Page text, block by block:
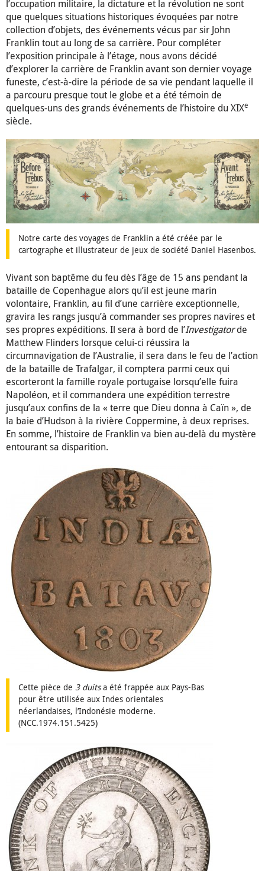
l’occupation militaire, la dictature et la révolution ne sont
que quelques situations historiques évoquées par notre
collection d’objets, des événements vécus par sir John
Franklin tout au long de sa carrière. Pour compléter
l’exposition principale à l’étage, nous avons décidé
d’explorer la carrière de Franklin avant son dernier voyage
funeste, c’est-à-dire la période de sa vie pendant laquelle il
a parcouru presque tout le globe et a été témoin de
quelques-uns des grands événements de l’histoire du XIXe
siècle.
Notre carte des voyages de Franklin a été créée par le
cartographe et illustrateur de jeux de société Daniel Hasenbos.
Vivant son baptême du feu dès l’âge de 15 ans pendant la
bataille de Copenhague alors qu’il est jeune marin
volontaire, Franklin, au fil d’une carrière exceptionnelle,
gravira les rangs jusqu’à commander ses propres navires et
ses propres expéditions. Il sera à bord de l’Investigatorde
Matthew Flinders lorsque celui-ci réussira la
circumnavigation de l’Australie, il sera dans le feu de l’action
de la bataille de Trafalgar, il comptera parmi ceux qui
escorteront la famille royale portugaise lorsqu’elle fuira
Napoléon, et il commandera une expédition terrestre
jusqu’aux confins de la « terre que Dieu donna à Caïn », de
la baie d’Hudson à la rivière Coppermine, à deux reprises.
En somme, l’histoire de Franklin va bien au-delà du mystère
entourant sa disparition.
Cette pièce de 3 duitsa été frappée aux Pays-Bas
pour être utilisée aux Indes orientales
néerlandaises, l’Indonésie moderne.
(NCC.1974.151.5425)